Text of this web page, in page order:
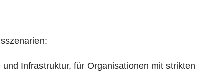
Infra­struk­tur, für Orga­ni­sa­tio­nen mit strik­ten